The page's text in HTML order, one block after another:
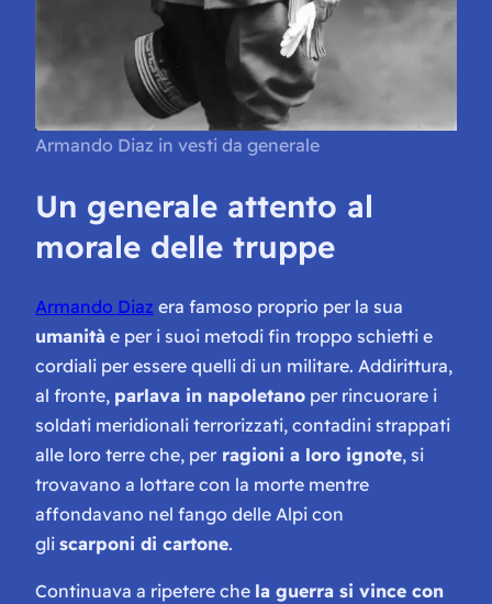
Armando Diaz in vesti da generale
Un generale attento al
morale delle truppe
Armando Diaz era famoso proprio per la sua
umanità e per i suoi metodi fin troppo schietti e
cordiali per essere quelli di un militare. Addirittura,
al fronte, parlava in napoletano per rincuorare i
soldati meridionali terrorizzati, contadini strappati
alle loro terre che, per ragioni a loro ignote, si
trovavano a lottare con la morte mentre
affondavano nel fango delle Alpi con
gli scarponi di cartone.
Continuava a ripetere che la guerra si vince con